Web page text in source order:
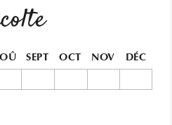
SEPT OCT NOV DÉC